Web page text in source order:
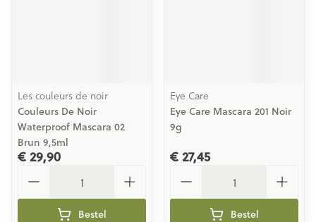
Les couleurs de noir
Couleurs De Noir
Waterproof Mascara 02
Brun 9,5ml
€ 29,90
Bestel
Eye Care
Eye Care Mascara 201 Noir
9g
€ 27,45
Bestel